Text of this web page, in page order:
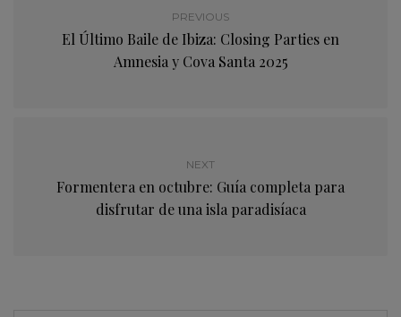
PREVIOUS
El Último Baile de Ibiza: Closing Parties en
Amnesia y Cova Santa 2025
NEXT
Formentera en octubre: Guía completa para
disfrutar de una isla paradisíaca